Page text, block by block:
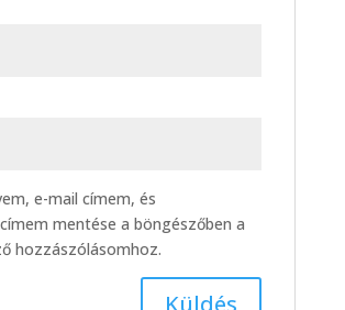
e-mail címem, és
mentése a böngészőben a
hozzászólásomhoz.